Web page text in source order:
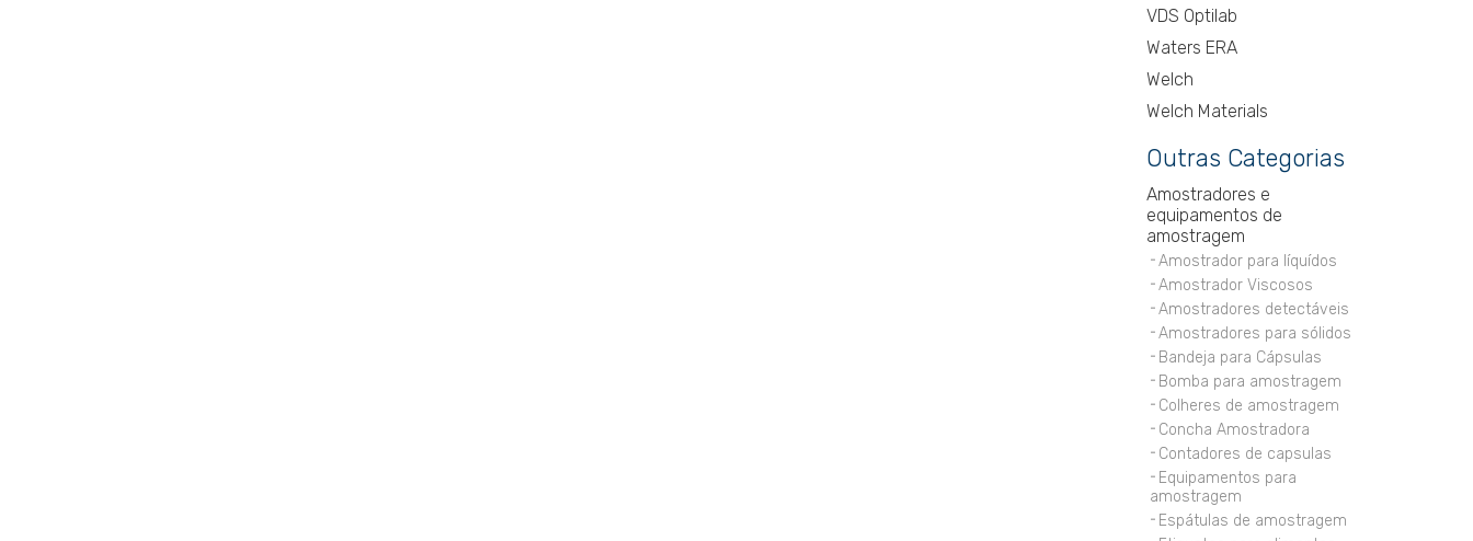
VDS Optilab
Waters ERA
Welch
Welch Materials
Outras Categorias
Amostradores e
equipamentos de
amostragem
Amostrador para líquídos
Amostrador Viscosos
Amostradores detectáveis
Amostradores para sólidos
Bandeja para Cápsulas
Bomba para amostragem
Colheres de amostragem
Concha Amostradora
Contadores de capsulas
Equipamentos para
amostragem
Espátulas de amostragem